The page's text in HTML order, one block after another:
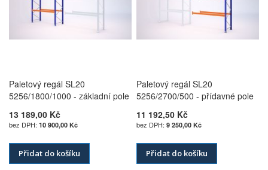
Paletový regál SL20
5256/1800/1000 - základní pole
13 189,00 Kč
10 900,00 Kč
Přidat do košíku
Paletový regál SL20
5256/2700/500 - přídavné pole
11 192,50 Kč
9 250,00 Kč
Přidat do košíku